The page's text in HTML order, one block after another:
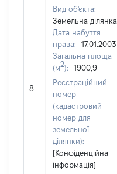
8
Вид об'єкта:
Земельна ділянка
Дата набуття
права:
17.01.2003
Загальна площа
(м2):
1900,9
Реєстраційний
номер
(кадастровий
номер для
земельної
ділянки):
[Конфіденційна
інформація]